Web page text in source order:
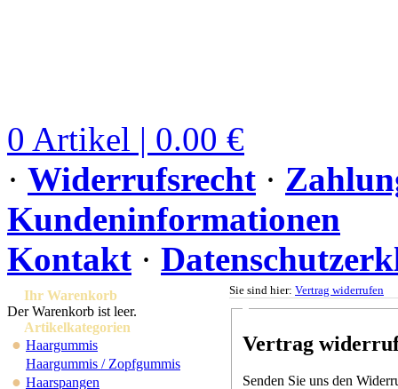
0 Artikel | 0.00 €
· Widerrufsrecht ·
Kundeninformationen
Kontakt ·
Ihr Warenkorb
Der Warenkorb ist leer.
Artikelkategorien
● Haargummis
Haargummis / Zopfgummis
● Haarspangen
Sie sind hier: Vertrag widerrufen
Vertrag
Senden Sie uns den